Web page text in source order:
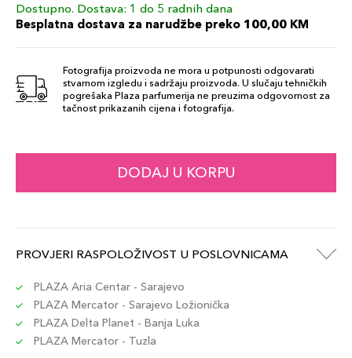
Dostupno. Dostava: 1 do 5 radnih dana
Besplatna dostava za narudžbe preko 100,00 KM
Fotografija proizvoda ne mora u potpunosti odgovarati
stvarnom izgledu i sadržaju proizvoda. U slučaju tehničkih
pogrešaka Plaza parfumerija ne preuzima odgovornost za
tačnost prikazanih cijena i fotografija.
DODAJ U KORPU
PROVJERI RASPOLOŽIVOST U POSLOVNICAMA
PLAZA Aria Centar - Sarajevo
PLAZA Mercator - Sarajevo Ložionička
PLAZA Delta Planet - Banja Luka
PLAZA Mercator - Tuzla